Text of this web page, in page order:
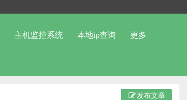
主机监控系统 本地ip查询 更多
发布文章